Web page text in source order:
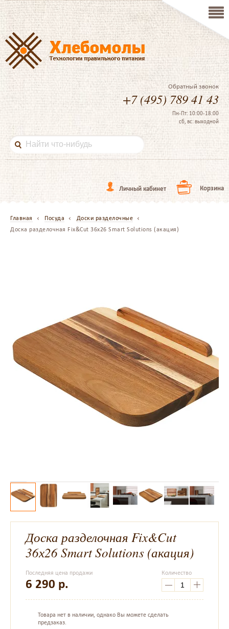
Обратный звонок
+7 (495) 789 41 43
Пн-Пт: 10:00-18:00
сб, вс: выходной
Личный кабинет Корзина
Главная Посуда
Доски разделочные
Доска разделочная Fix&Cut 36х26 Smart Solutions (акация)
Доска разделочная Fix&Cut
36х26 Smart Solutions (акация)
Последняя цена продажи
6 290 р.
Количество
Товара нет в наличии, однако Вы можете сделать
предзаказ.